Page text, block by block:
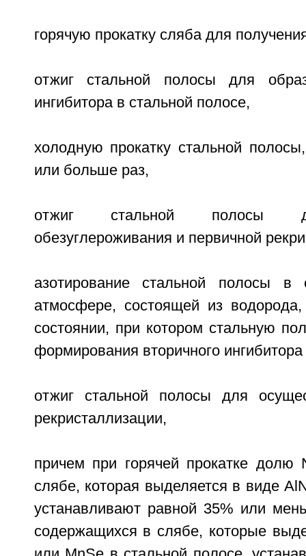
горячую прокатку сляба для
отжиг стальной полосы для
ингибитора в стальной полосе,
холодную прокатку стальной
или больше раз,
отжиг стальной полосы
обезуглероживания и первичной
азотирование стальной полосы в
атмосфере, состоящей из
состоянии, при котором стальную
формирования вторичного
отжиг стальной полосы для
рекристаллизации,
причем при горячей прокатке долю
слябе, которая выделяется в виде
устанавливают равной 35% или
содержащихся в слябе, которые